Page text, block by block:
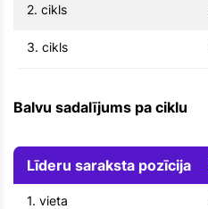
2. cikls
3. cikls
Balvu sadalījums pa ciklu
Līderu saraksta pozīcija
1. vieta